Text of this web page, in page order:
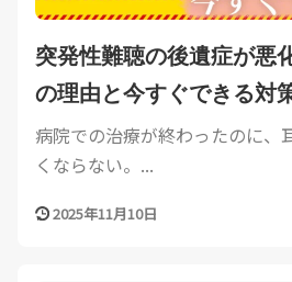
突発性難聴の後遺症が悪
の理由と今すぐできる対
病院での治療が終わったのに、
くならない。...
2025年11月10日